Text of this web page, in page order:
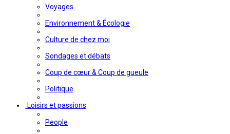
Voyages
Environnement & Écologie
Culture de chez moi
Sondages et débats
Coup de cœur & Coup de gueule
Politique
Loisirs et passions
People